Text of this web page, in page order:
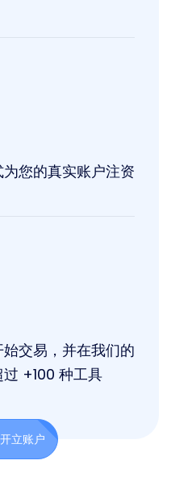
您的真实账户注资
交易，并在我们的
+100 种工具
立账户